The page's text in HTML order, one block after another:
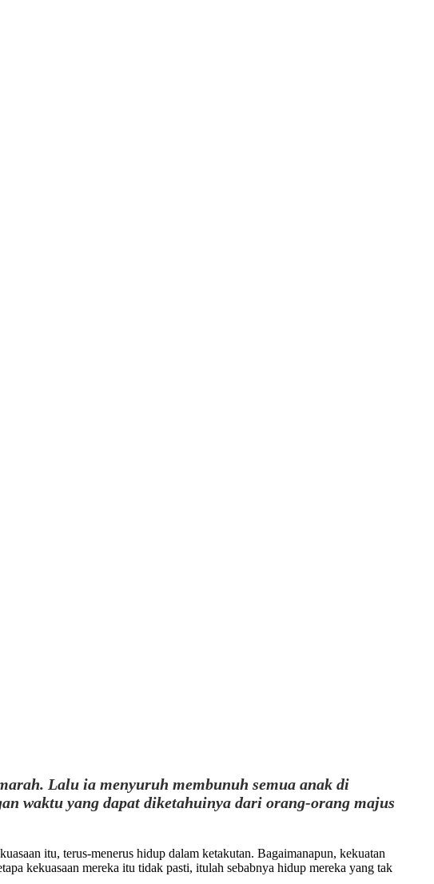
Lalu ia menyuruh membunuh semua anak di
waktu yang dapat diketahuinya dari orang-orang majus
itu, terus-menerus hidup dalam ketakutan. Bagaimanapun, kekuatan
kekuasaan mereka itu tidak pasti, itulah sebabnya hidup mereka yang tak